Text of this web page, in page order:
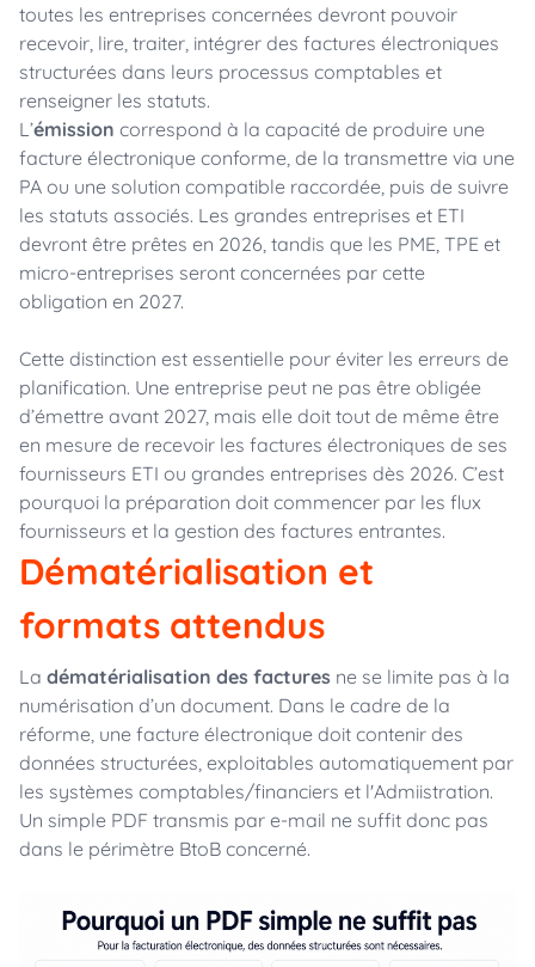
toutes les entreprises concernées devront pouvoir
recevoir, lire, traiter, intégrer des factures électroniques
structurées dans leurs processus comptables et
renseigner les statuts.
L’émission correspond à la capacité de produire une
facture électronique conforme, de la transmettre via une
PA ou une solution compatible raccordée, puis de suivre
les statuts associés. Les grandes entreprises et ETI
devront être prêtes en 2026, tandis que les PME, TPE et
micro-entreprises seront concernées par cette
obligation en 2027.
Cette distinction est essentielle pour éviter les erreurs de
planification. Une entreprise peut ne pas être obligée
d’émettre avant 2027, mais elle doit tout de même être
en mesure de recevoir les factures électroniques de ses
fournisseurs ETI ou grandes entreprises dès 2026. C’est
pourquoi la préparation doit commencer par les flux
fournisseurs et la gestion des factures entrantes.
Dématérialisation et
formats attendus
La dématérialisation des factures ne se limite pas à la
numérisation d’un document. Dans le cadre de la
réforme, une facture électronique doit contenir des
données structurées, exploitables automatiquement par
les systèmes comptables/financiers et l'Admiistration.
Un simple PDF transmis par e-mail ne suffit donc pas
dans le périmètre BtoB concerné.